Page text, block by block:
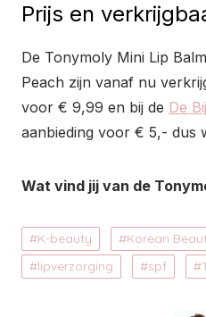
Prijs en
De Tonymoly Mini Lip
Peach zijn vanaf nu
voor € 9,99 en bij de De
aanbieding voor € 5,- dus
Wat vind jij van de
K-beauty Korean
lipverzorging
spf